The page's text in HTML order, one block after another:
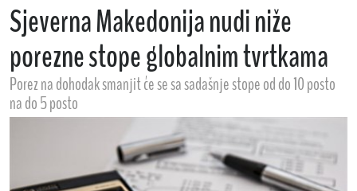
Sjeverna Makedonija nudi niže
porezne stope globalnim tvrtkama
Porez na dohodak smanjit će se sa sadašnje stope od do 10 posto
na do 5 posto